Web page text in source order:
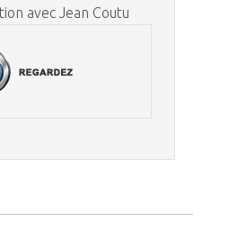
avec Jean Coutu